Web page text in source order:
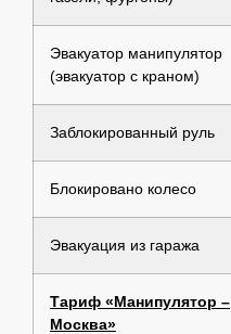
Эвакуатор манипулятор
(эвакуатор с краном)
Заблокированный руль
Блокировано колесо
Эвакуация из гаража
Тариф «Манипулятор –
Москва»